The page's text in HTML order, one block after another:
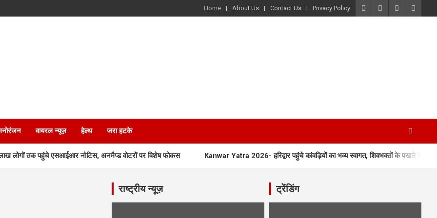
Home About Us Contact Us Privacy Policy
वायरल न्यूज़ हेल्थ जरा हटके
तक पहुंचे एसआईआर नोटिस, अनमैप्ड वोटरों पर विशेष फोकस Kanwar Yatra 2026- हरिद्वार पहुंचे कांवड़ियों का भव्य स्वागत, शिवभक्तों के पखारे चरण
राष्ट्रीय न्यूज़ ट्रेंडिंग